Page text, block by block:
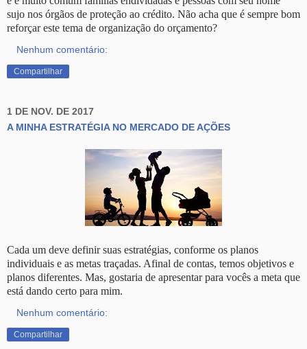
sujo nos órgãos de proteção ao crédito. Não acha que é sempre bom
reforçar este tema de organização do orçamento?
Nenhum comentário:
Compartilhar
1 DE NOV. DE 2017
A MINHA ESTRATÉGIA NO MERCADO DE AÇÕES
Cada um deve definir suas estratégias, conforme os planos
individuais e as metas traçadas. Afinal de contas, temos objetivos e
planos diferentes. Mas, gostaria de apresentar para vocês a meta que
está dando certo para mim.
Nenhum comentário:
Compartilhar